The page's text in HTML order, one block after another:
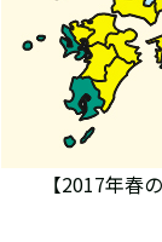
【2017年